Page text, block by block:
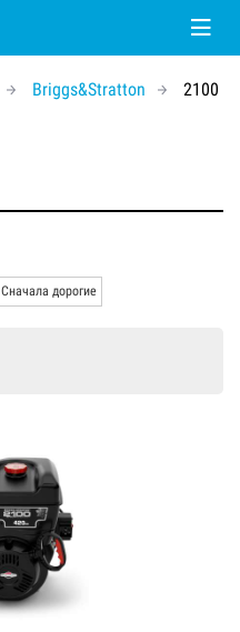
Briggs&Stratton
2100
Сначала дорогие